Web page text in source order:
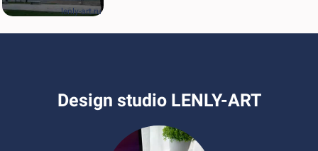
lenly-art.ru
Design studio LENLY-ART